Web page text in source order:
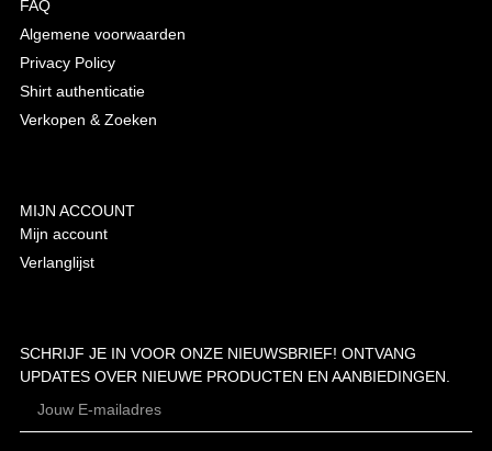
FAQ
Algemene voorwaarden
Privacy Policy
Shirt authenticatie
Verkopen & Zoeken
MIJN ACCOUNT
Mijn account
Verlanglijst
SCHRIJF JE IN VOOR ONZE NIEUWSBRIEF! ONTVANG
UPDATES OVER NIEUWE PRODUCTEN EN AANBIEDINGEN.